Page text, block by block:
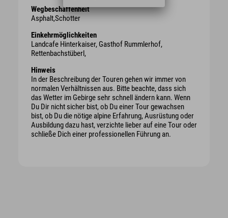
Wegbeschaffenheit
Asphalt,Schotter
Einkehrmöglichkeiten
Landcafe Hinterkaiser, Gasthof Rummlerhof,
Rettenbachstüberl,
Hinweis
In der Beschreibung der Touren gehen wir immer von
normalen Verhältnissen aus. Bitte beachte, dass sich
das Wetter im Gebirge sehr schnell ändern kann. Wenn
Du Dir nicht sicher bist, ob Du einer Tour gewachsen
bist, ob Du die nötige alpine Erfahrung, Ausrüstung oder
Ausbildung dazu hast, verzichte lieber auf eine Tour oder
schließe Dich einer professionellen Führung an.